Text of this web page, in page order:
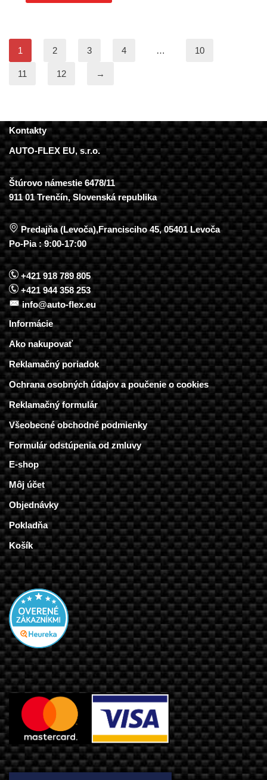
1 2 3 4 … 10
11 12 →
Kontakty
AUTO-FLEX EU, s.r.o.
Štúrovo námestie 6478/11
911 01 Trenčín, Slovenská republika
Predajňa (Levoča),Francisciho 45, 05401 Levoča
Po-Pia : 9:00-17:00
+421 918 789 805
+421 944 358 253
info@auto-flex.eu
Informácie
Ako nakupovať
Reklamačný poriadok
Ochrana osobných údajov a poučenie o cookies
Reklamačný formulár
Všeobecné obchodné podmienky
Formulár odstúpenia od zmluvy
E-shop
Môj účet
Objednávky
Pokladňa
Košík